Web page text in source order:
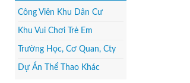
Công Viên Khu Dân Cư
Khu Vui Chơi Trẻ Em
Trường Học, Cơ Quan, Cty
Dự Án Thể Thao Khác